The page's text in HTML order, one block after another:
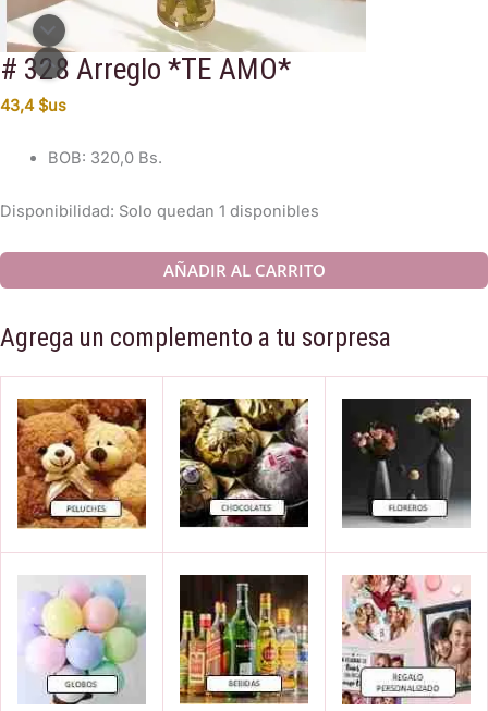
# 328 Arreglo *TE AMO*
43,4 $us
BOB: 320,0 Bs.
Disponibilidad: Solo quedan 1 disponibles
#
328
*TE
AÑADIR AL CARRITO
Agrega un complemento a tu sorpresa